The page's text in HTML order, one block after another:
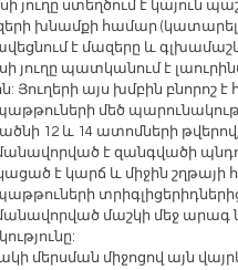
յուղը ստեղծում է կայուն
խնամքի համար (
է մազերը և
յուղը պատկանում է
Յուղերի այս խմբին բնորոշ
մեծ
12 և 14 ատոմների թվերով,
է զանգվածի
է կարճ և միջին շղթայի
մաշկի մեջ արագ
մերսման միջոցով այն